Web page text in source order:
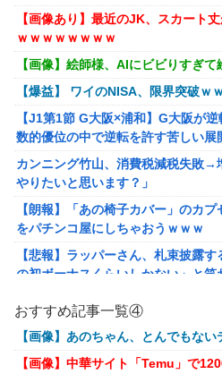
【画像あり】最近のJK、スカート
ｗｗｗｗｗｗｗｗ
【画像】絵師様、AIにビビりすぎ
【爆益】 ワイのNISA、限界突破ｗ
【J1第1節 G大阪×浦和】G大阪が
数的優位の中で逆転を許す苦しい
カンニング竹山、消費税減税失敗→
やりたいと思います？」
【朗報】「あの椅子カバー」のカ
をパチンコ屋にしちゃおうｗｗｗ
【悲報】ラッパーさん、札束披露
の初ボーナスくらいしかない」と笑
【動画】大阪府警のおっさん射殺映
に無抵抗だったことが発覚
【画像あり】ディズニーの「おいな
て賛否両論ｗｗｗｗｗ
おすすめ記事一覧④
【画像】あのちゃん、とんでもない
【画像】中華サイト「Temu」で